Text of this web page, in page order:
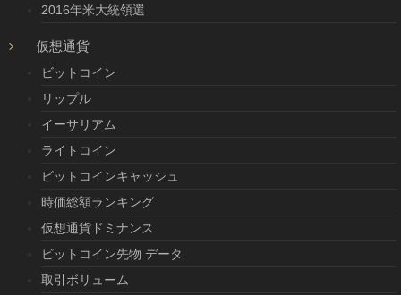
2016年米大統領選
仮想通貨
ビットコイン
リップル
イーサリアム
ライトコイン
ビットコインキャッシュ
時価総額ランキング
仮想通貨ドミナンス
ビットコイン先物 データ
取引ボリューム